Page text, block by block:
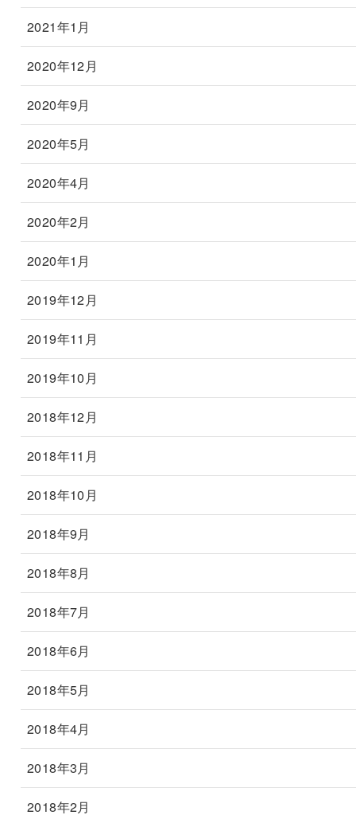
2021年1月
2020年12月
2020年9月
2020年5月
2020年4月
2020年2月
2020年1月
2019年12月
2019年11月
2019年10月
2018年12月
2018年11月
2018年10月
2018年9月
2018年8月
2018年7月
2018年6月
2018年5月
2018年4月
2018年3月
2018年2月